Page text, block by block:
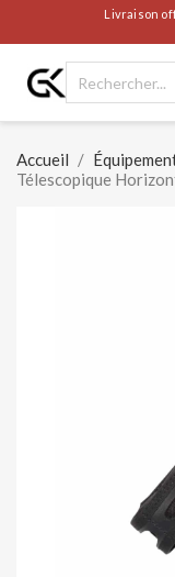
Livraison
Accueil
Télescopique